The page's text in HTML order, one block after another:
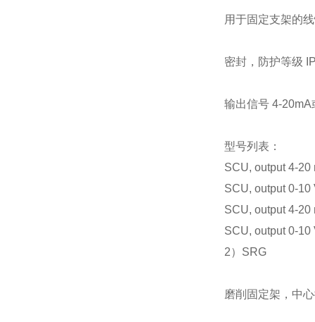
用于固定支架的
密封，防护等级
输出信号 4-20mA
型号列表：
SCU, output 4-20
SCU, output 0-10
SCU, output 4-20
SCU, output 0-10
2）SRG
磨削固定架，中